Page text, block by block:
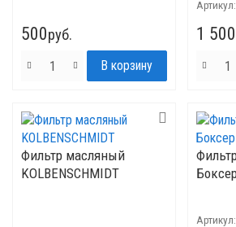
500руб.
Артикул:
1 500
Фильтр масляный
KOLBENSCHMIDT
Артикул: